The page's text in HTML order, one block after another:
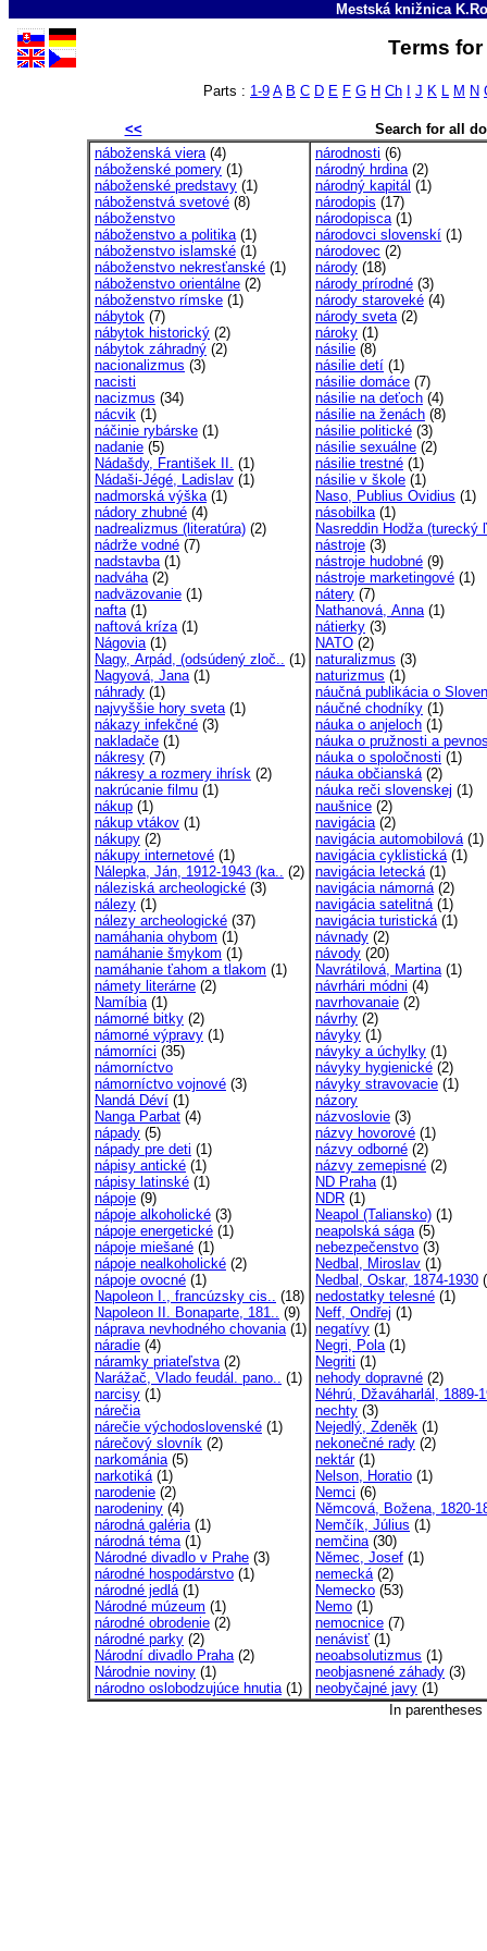
Mestská knižnica
Terms
Parts : 1-9 A B C D E F G H Ch J K L M N
<<
Search for all
náboženská viera(4)
náboženské pomery (1)
náboženské predstavy (1)
náboženstvá svetové (8)
náboženstvo
náboženstvo a politika(1)
náboženstvo islamské (1)
náboženstvo nekresťanské (1)
náboženstvo orientálne (2)
náboženstvo rímske (1)
nábytok (7)
nábytok historický (2)
nábytok záhradný (2)
nacionalizmus (3)
nacisti
nacizmus (34)
nácvik (1)
náčinie rybárske (1)
nadanie (5)
Nádašdy, František II. (1)
Nádaši-Jégé, Ladislav (1)
nadmorská výška(1)
nádory zhubné (4)
nadrealizmus (literatúra) (2)
nádrže vodné (7)
nadstavba(1)
nadváha(2)
nadväzovanie (1)
nafta(1)
naftová kríza(1)
Nágovia(1)
Nagy, Arpád, (odsúdený zloč.. (1)
Nagyová, Jana(1)
náhrady (1)
najvyššie hory sveta(1)
nákazy infekčné (3)
nakladače (1)
nákresy (7)
nákresy a rozmery ihrísk (2)
nakrúcanie filmu (1)
nákup (1)
nákup vtákov (1)
nákupy (2)
nákupy internetové (1)
Nálepka, Ján, 1912-1943 (ka.. (2)
náleziská archeologické (3)
nálezy (1)
nálezy archeologické (37)
namáhania ohybom (1)
namáhanie šmykom (1)
namáhanie ťahom a tlakom (1)
námety literárne (2)
Namíbia(1)
námorné bitky (2)
námorné výpravy (1)
námorníci (35)
námorníctvo
námorníctvo vojnové (3)
Nandá Déví (1)
Nanga Parbat (4)
nápady (5)
nápady pre deti (1)
nápisy antické (1)
nápisy latinské (1)
nápoje (9)
nápoje alkoholické (3)
nápoje energetické (1)
nápoje miešané (1)
nápoje nealkoholické (2)
nápoje ovocné (1)
Napoleon I., francúzsky cis.. (18)
Napoleon II. Bonaparte, 181.. (9)
náprava nevhodného chovania(1)
náradie (4)
náramky priateľstva(2)
Narážač, Vlado feudál. pano.. (1)
narcisy (1)
nárečia
nárečie východoslovenské (1)
nárečový slovník (2)
narkománia(5)
narkotiká(1)
narodenie (2)
narodeniny (4)
národná galéria(1)
národná téma(1)
Národné divadlo v Prahe (3)
národné hospodárstvo (1)
národné jedlá(1)
Národné múzeum (1)
národné obrodenie (2)
národné parky (2)
Národní divadlo Praha(2)
Národnie noviny (1)
národno oslobodzujúce hnutia(1)
národnosti (6)
národný hrdina(2)
národný kapitál (1)
národopis (17)
národopisca(1)
národovci slovenskí (1)
národovec (2)
národy (18)
národy prírodné (3)
národy staroveké (4)
národy sveta(2)
nároky (1)
násilie (8)
násilie detí (1)
násilie domáce (7)
násilie na deťoch (4)
násilie na ženách (8)
násilie politické (3)
násilie sexuálne (2)
násilie trestné (1)
násilie v škole (1)
Naso, Publius Ovidius (1)
násobilka(1)
Nasreddin Hodža (turecký
nástroje (3)
nástroje hudobné (9)
nástroje marketingové (1)
nátery (7)
Nathanová, Anna(1)
nátierky (3)
NATO (2)
naturalizmus (3)
naturizmus (1)
náučná publikácia o
náučné chodníky (1)
náuka o anjeloch (1)
náuka o pružnosti a
náuka o spoločnosti (1)
náuka občianská(2)
náuka reči slovenskej (1)
naušnice (2)
navigácia(2)
navigácia automobilová(1)
navigácia cyklistická(1)
navigácia letecká(1)
navigácia námorná(2)
navigácia satelitná(1)
navigácia turistická(1)
návnady (2)
návody (20)
Navrátilová, Martina(1)
návrhári módni (4)
navrhovanaie (2)
návrhy (2)
návyky (1)
návyky a úchylky (1)
návyky hygienické (2)
návyky stravovacie (1)
názory
názvoslovie (3)
názvy hovorové (1)
názvy odborné (2)
názvy zemepisné (2)
ND Praha(1)
NDR (1)
Neapol (Taliansko) (1)
neapolská sága(5)
nebezpečenstvo (3)
Nedbal, Miroslav (1)
Nedbal, Oskar, 1874-1930
nedostatky telesné (1)
Neff, Ondřej (1)
negatívy (1)
Negri, Pola(1)
Negriti (1)
nehody dopravné (2)
Néhrú, Džaváharlál, 1889-
nechty (3)
Nejedlý, Zdeněk (1)
nekonečné rady (2)
nektár(1)
Nelson, Horatio (1)
Nemci (6)
Němcová, Božena, 1820-
Nemčík, Július (1)
nemčina(30)
Němec, Josef (1)
nemecká(2)
Nemecko (53)
Nemo (1)
nemocnice (7)
nenávisť (1)
neoabsolutizmus (1)
neobjasnené záhady (3)
neobyčajné javy (1)
In